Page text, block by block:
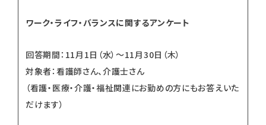
ワーク・ライフ・バランスに関するアンケート
回答期間：11月1日（水）～11月30日（木）
対象者：看護師さん、介護士さん
（看護・医療・介護・福祉関連にお勤めの方にもお答えいた
だけます）